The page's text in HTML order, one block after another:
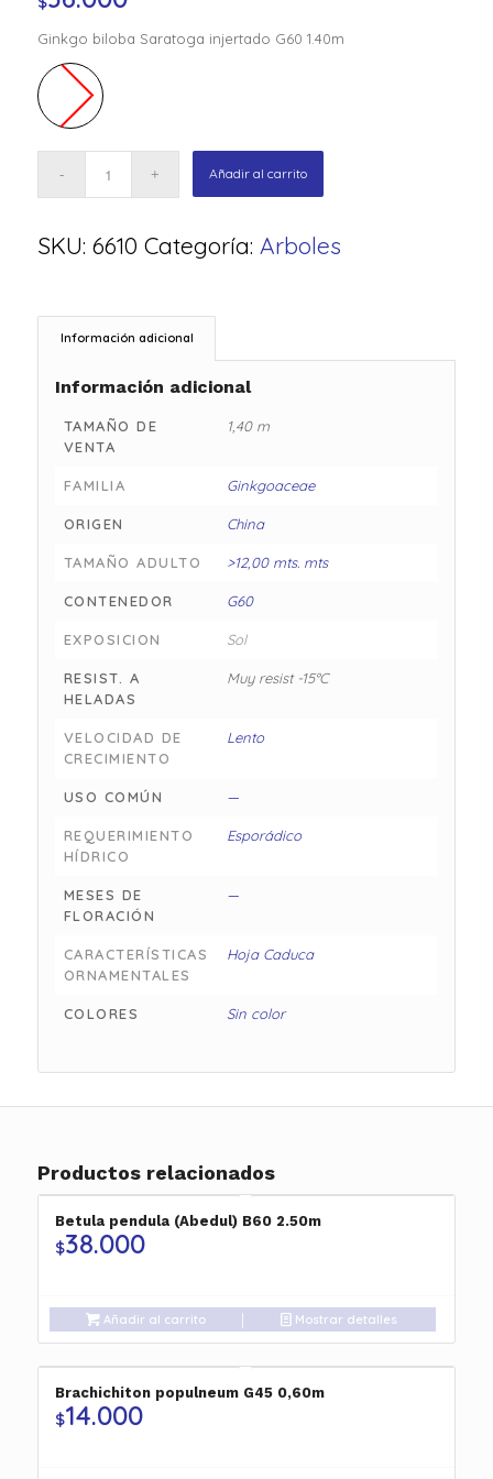
Ginkgo biloba Saratoga injertado G60 1.40m
Añadir al carrito
SKU: 6610 Categoría: Arboles
Información adicional
Información adicional
TAMAÑO DE
VENTA
1,40 m
FAMILIA Ginkgoaceae
ORIGEN China
TAMAÑO ADULTO >12,00 mts. mts
CONTENEDOR G60
EXPOSICION Sol
RESIST. A
HELADAS
Muy resist -15°C
VELOCIDAD DE
CRECIMIENTO
Lento
USO COMÚN —
REQUERIMIENTO
HÍDRICO
Esporádico
MESES DE
FLORACIÓN
—
CARACTERÍSTICAS
ORNAMENTALES
Hoja Caduca
COLORES Sin color
Productos relacionados
Betula pendula (Abedul) B60 2.50m
$38.000
Añadir al carrito Mostrar detalles
Brachichiton populneum G45 0,60m
$14.000